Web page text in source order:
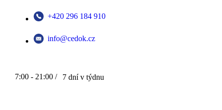
+420 296 184 910
info@cedok.cz
7:00 - 21:00 / 7 dní v týdnu